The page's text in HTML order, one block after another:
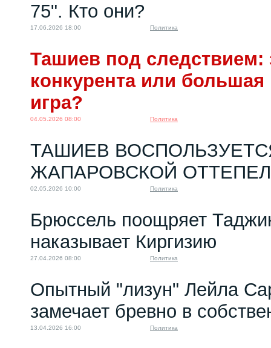
75". Кто они?
17.06.2026 18:00 Политика
Ташиев под следствием:
конкурента или большая
игра?
04.05.2026 08:00 Политика
ТАШИЕВ
ЖАПАРОВСКОЙ
02.05.2026 10:00 Политика
Брюссель поощряет
наказывает Киргизию
27.04.2026 08:00 Политика
Опытный "лизун" Лейла
замечает бревно в
13.04.2026 16:00 Политика